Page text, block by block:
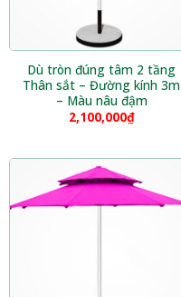
Dù tròn đúng tâm 2 tầng
Thân sắt – Đường kính 3m
– Màu nâu đậm
2,100,000₫